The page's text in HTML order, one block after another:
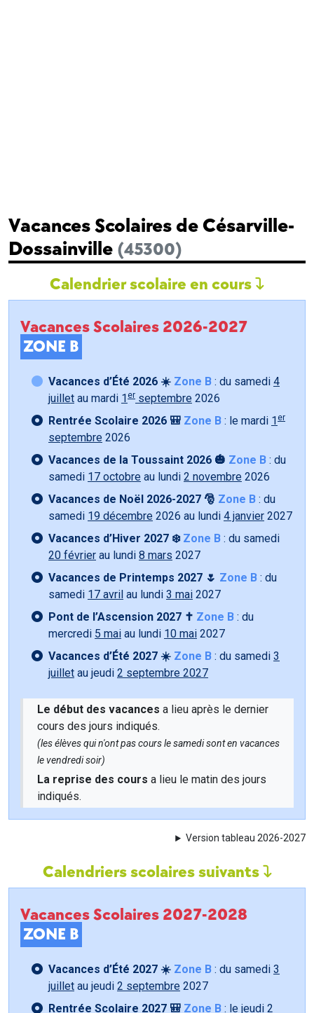
Vacances Scolaires de Césarville-
Dossainville (45300)
Calendrier scolaire en cours
Vacances Scolaires 2026-2027
ZONE B
Vacances d’Été 2026 ☀️ Zone B : du samedi 4
juillet au mardi 1 er septembre 2026
Rentrée Scolaire 2026 🎒 Zone B : le mardi 1 er
septembre 2026
Vacances de la Toussaint 2026 🎃 Zone B : du
samedi 17 octobre au lundi 2 novembre 2026
Vacances de Noël 2026-2027 🎅 Zone B : du
samedi 19 décembre 2026 au lundi 4 janvier 2027
Vacances d’Hiver 2027 ❄️ Zone B : du samedi
20 février au lundi 8 mars 2027
Vacances de Printemps 2027 🌷 Zone B : du
samedi 17 avril au lundi 3 mai 2027
Pont de l’Ascension 2027 ✝️ Zone B : du
mercredi 5 mai au lundi 10 mai 2027
Vacances d’Été 2027 ☀️ Zone B : du samedi 3
juillet au jeudi 2 septembre 2027
Le début des vacances a lieu après le dernier
cours des jours indiqués.
(les élèves qui n'ont pas cours le samedi sont en vacances
le vendredi soir)
La reprise des cours a lieu le matin des jours
indiqués.
Version tableau 2026-2027
Calendriers scolaires suivants
Vacances Scolaires 2027-2028
ZONE B
Vacances d’Été 2027 ☀️ Zone B : du samedi 3
juillet au jeudi 2 septembre 2027
Rentrée Scolaire 2027 🎒 Zone B : le jeudi 2